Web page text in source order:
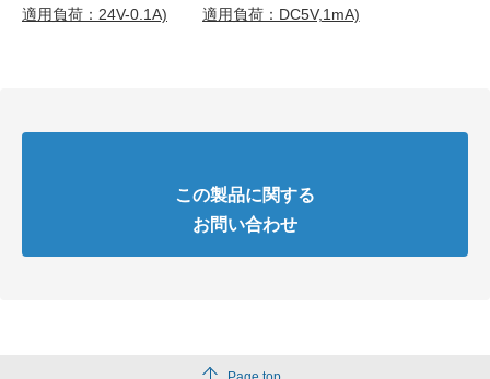
適用負荷：24V-0.1A)
適用負荷：DC5V,1mA)
この製品に関する
お問い合わせ